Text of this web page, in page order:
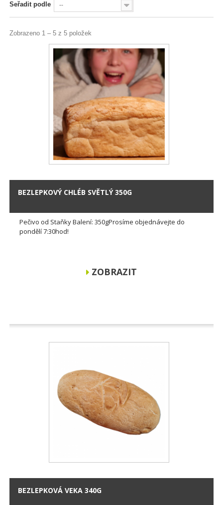
Seřadit podle --
Zobrazeno 1 – 5 z 5 položek
BEZLEPKOVÝ CHLÉB SVĚTLÝ 350G
Pečivo od Staňky Balení: 350gProsíme objednávejte do
pondělí 7:30hod!
ZOBRAZIT
BEZLEPKOVÁ VEKA 340G